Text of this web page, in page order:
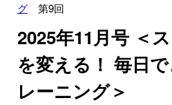
グ 第9回
2025年11月号 ＜
を変える！ 毎日
レーニング＞